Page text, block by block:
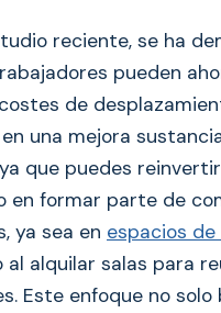
reciente, se ha
pueden
de
una mejora
que puedes
en formar parte de
ya sea en espacios
al alquilar salas para
Este enfoque no